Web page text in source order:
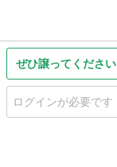
ぜひ譲ってください